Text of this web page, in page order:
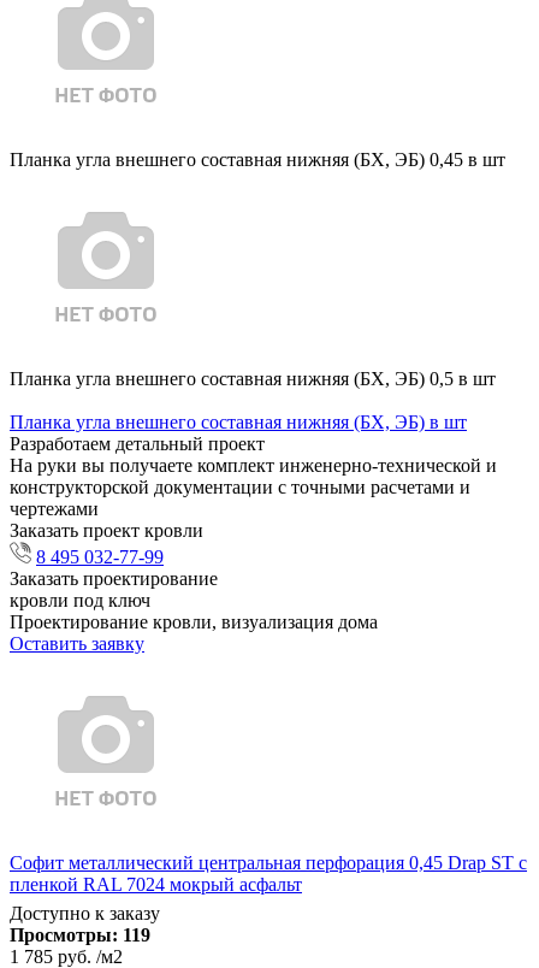
Планка угла внешнего составная нижняя (БХ, ЭБ) 0,45 в шт
Планка угла внешнего составная нижняя (БХ, ЭБ) 0,5 в шт
Планка угла внешнего составная нижняя (БХ, ЭБ) в шт
Разработаем детальный проект
На руки вы получаете комплект инженерно-технической и
конструкторской документации с точными расчетами и
чертежами
Заказать проект кровли
8 495 032-77-99
Заказать проектирование
кровли под ключ
Проектирование кровли, визуализация дома
Оставить заявку
Софит металлический центральная перфорация 0,45 Drap ST с
пленкой RAL 7024 мокрый асфальт
Доступно к заказу
Просмотры: 119
1 785 руб. /м2